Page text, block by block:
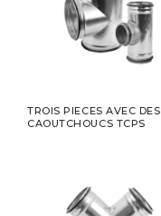
TROIS PIECES AVEC DES
CAOUTCHOUCS TCPS